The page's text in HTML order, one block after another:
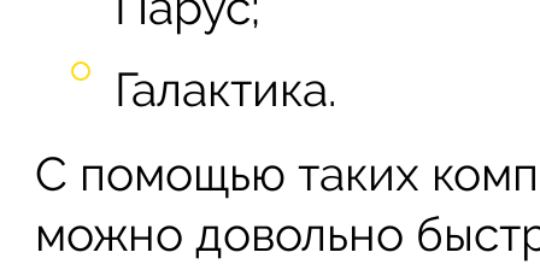
Галактика.
С помощью таких
можно довольно